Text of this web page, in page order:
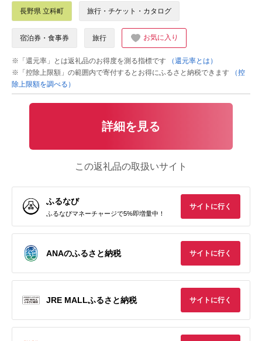
長野県 立科町 旅行・チケット・カタログ
宿泊券・食事券 旅行 お気に入り
※「還元率」とは返礼品のお得度を測る指標です
（還元率とは）
※「控除上限額」の範囲内で寄付するとお得にふるさと納税できます
（控
除上限額を調べる）
詳細を見る
この返礼品の取扱いサイト
ふるなび
ふるなびマネーチャージで5%即増量中！
サイトに行く
ANAのふるさと納税 サイトに行く
JRE MALLふるさと納税 サイトに行く